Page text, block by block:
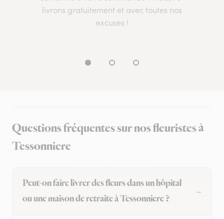
livrons gratuitement et avec toutes nos
excuses !
Questions fréquentes sur nos fleuristes à
Tessonniere
Peut-on faire livrer des fleurs dans un hôpital
ou une maison de retraite à Tessonniere ?